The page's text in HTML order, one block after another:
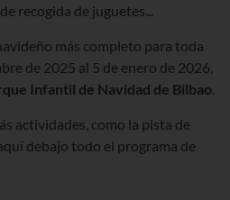
recogida de juguetes...
más completo para toda
de 2025 al 5 de enero de 2026,
Infantil de Navidad de Bilbao.
actividades, como la pista de
debajo todo el programa de